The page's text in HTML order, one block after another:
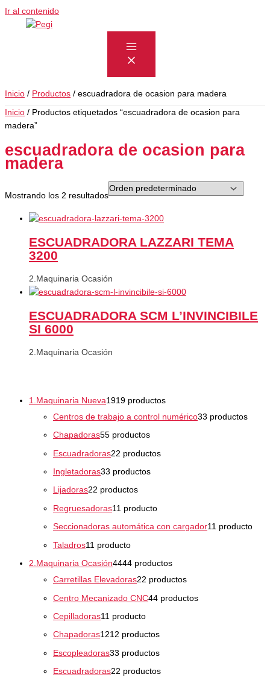
Ir al contenido
Inicio Productos escuadradora de ocasion para madera
Inicio / Productos etiquetados “escuadradora de ocasion para
madera”
escuadradora de ocasion para
madera
Mostrando los 2 resultados
ESCUADRADORA LAZZARI TEMA
3200
2.Maquinaria Ocasión
ESCUADRADORA SCM L’INVINCIBILE
SI 6000
2.Maquinaria Ocasión
1.Maquinaria Nueva1919 productos
Centros de trabajo a control numérico33 productos
Chapadoras55 productos
Escuadradoras22 productos
Ingletadoras33 productos
Lijadoras22 productos
Regruesadoras1 1 producto
Seccionadoras automática con cargador11 producto
Taladros1 1 producto
2.Maquinaria Ocasión4444 productos
Carretillas Elevadoras22 productos
Centro Mecanizado CNC44 productos
Cepilladoras1 1 producto
Chapadoras1212 productos
Escopleadoras33 productos
Escuadradoras22 productos